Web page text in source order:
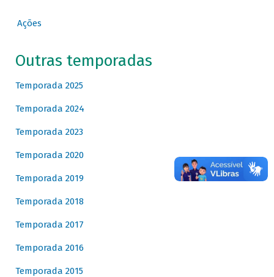
Ações
Outras temporadas
Temporada 2025
Temporada 2024
Temporada 2023
Temporada 2020
Temporada 2019
Temporada 2018
Temporada 2017
Temporada 2016
Temporada 2015